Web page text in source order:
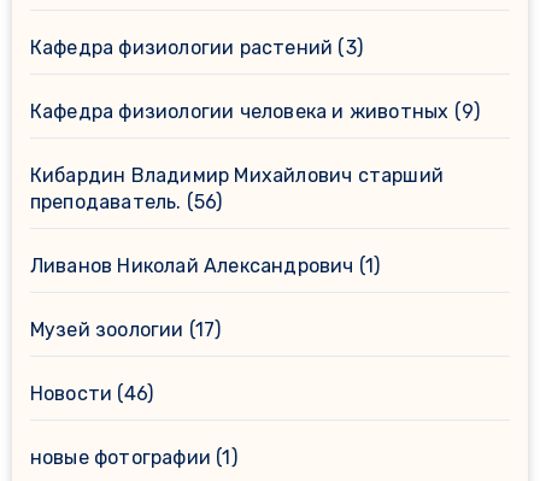
Кафедра физиологии растений (3)
Кафедра физиологии человека и животных (9)
Кибардин Владимир Михайлович старший
преподаватель. (56)
Ливанов Николай Александрович (1)
Музей зоологии (17)
Новости (46)
новые фотографии (1)